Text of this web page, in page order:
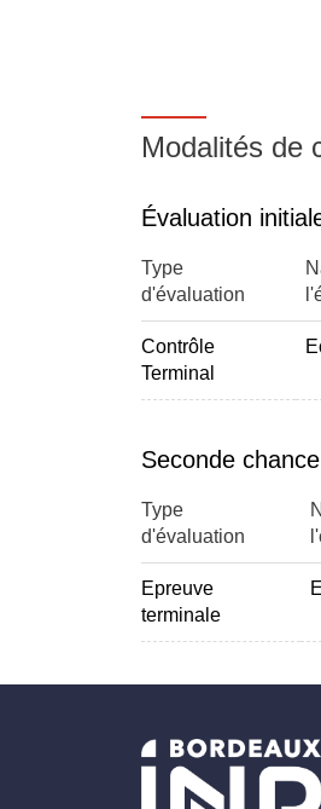
Modalités de
Évaluation
Type
d'évaluation
Contrôle
Terminal
Seconde
Type
d'évaluation
Epreuve
terminale